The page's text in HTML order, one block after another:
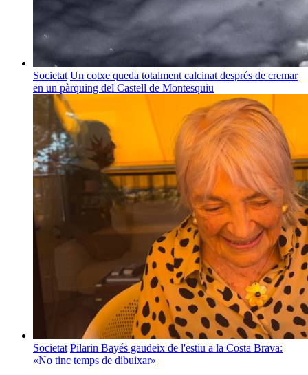
Societat Un cotxe queda totalment calcinat després de cremar
en un pàrquing del Castell de Montesquiu
Societat Pilarin Bayés gaudeix de l'estiu a la Costa Brava:
«No tinc temps de dibuixar»